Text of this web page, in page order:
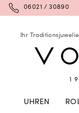
06021 / 30890
Ihr
UHREN